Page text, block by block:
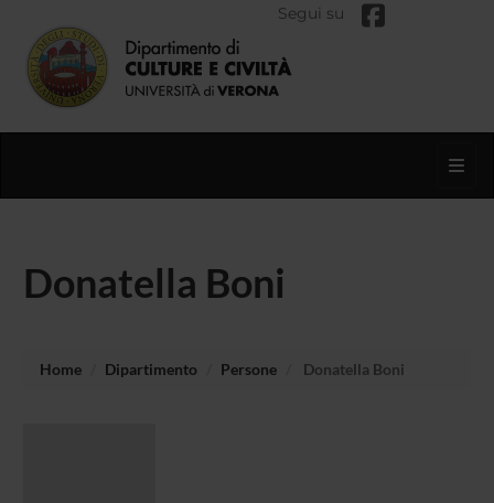
Segui su
Donatella Boni
Home Dipartimento Persone Donatella Boni